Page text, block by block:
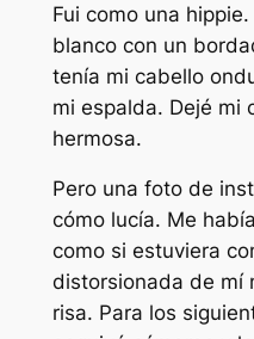
Fui como una
blanco con un
tenía mi cabello
mi espalda. Dejé mi
hermosa.
Pero una foto de
cómo lucía. Me
como si estuviera
distorsionada de mí
risa. Para los